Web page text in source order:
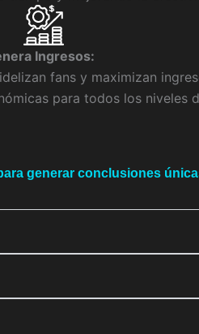
Ingresos:
fans y maximizan
para todos los niveles
generar conclusiones